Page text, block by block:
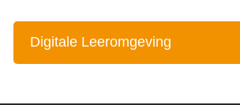
Digitale Leeromgeving